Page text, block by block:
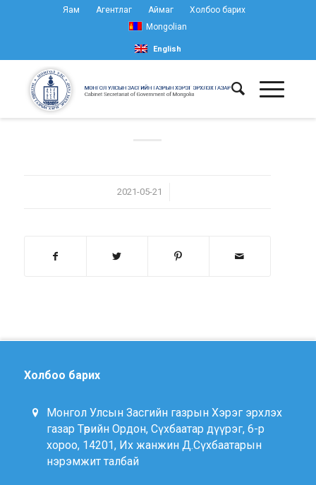
Яам Агентлаг Аймаг
Холбоо барих
Mongolian
English
2021-05-21
/
Холбоо барих
Монгол Улсын Засгийн газрын Хэрэг эрхлэх
газар Төрийн Ордон, Сүхбаатар дүүрэг, 6-р
хороо, 14201, Их жанжин Д.Сүхбаатарын
нэрэмжит талбай